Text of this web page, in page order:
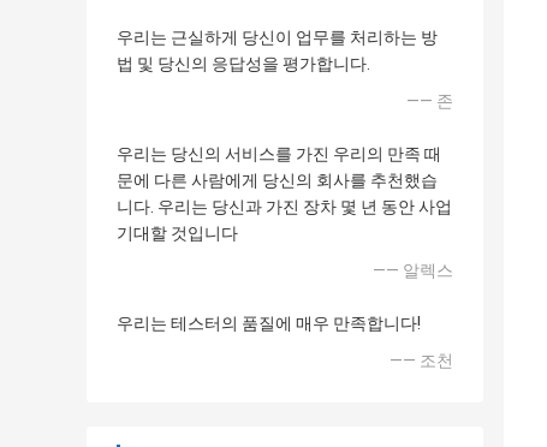
우리는 근실하게 당신이 업무를 처리하는 방
법 및 당신의 응답성을 평가합니다.
—— 존
우리는 당신의 서비스를 가진 우리의 만족 때
문에 다른 사람에게 당신의 회사를 추천했습
니다. 우리는 당신과 가진 장차 몇 년 동안 사업
기대할 것입니다
—— 알렉스
우리는 테스터의 품질에 매우 만족합니다!
—— 조천